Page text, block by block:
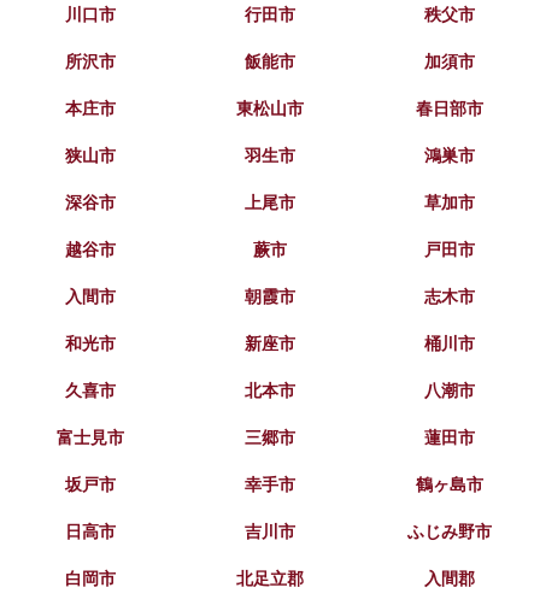
川口市
行田市
秩父市
所沢市
飯能市
加須市
本庄市
東松山市
春日部市
狭山市
羽生市
鴻巣市
深谷市
上尾市
草加市
越谷市
蕨市
戸田市
入間市
朝霞市
志木市
和光市
新座市
桶川市
久喜市
北本市
八潮市
富士見市
三郷市
蓮田市
坂戸市
幸手市
鶴ヶ島市
日高市
吉川市
ふじみ野市
白岡市
北足立郡
入間郡